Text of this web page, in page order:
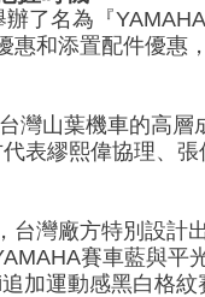
了名為『
和添置配件優惠
灣山葉機車的高
表繆熙偉協理、
灣廠方特別設計
賽車藍與平
加運動感黑白格